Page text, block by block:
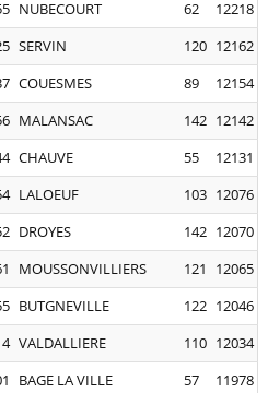
NUBECOURT 62
12218
SERVIN 120 12162
COUESMES 89
12154
MALANSAC 142 12142
CHAUVE 55
12131
LALOEUF 103 12076
DROYES 142 12070
MOUSSONVILLIERS 121
12065
BUTGNEVILLE 122 12046
VALDALLIERE 110 12034
BAGE LA VILLE 57
11978